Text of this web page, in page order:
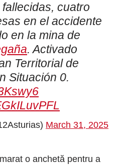
cuatro
en el accidente
en la mina de
. Activado
Territorial de
Situación 0.
March 31, 2025
o anchetă pentru a